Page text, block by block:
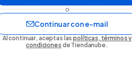
o
Continuar con e-mail
Al continuar, aceptas laspolíticas, términos y
condiciones de Tiendanube.